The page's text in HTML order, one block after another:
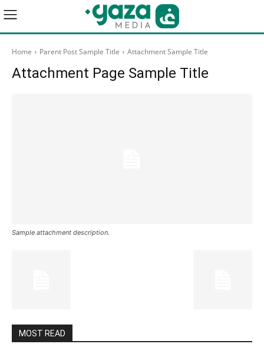
Home Parent Post Sample Title Attachment Sample Title
Attachment Page Sample Title
Sample attachment description.
MOST READ